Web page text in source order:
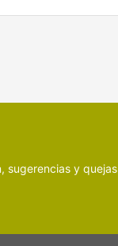
sugerencias y quejas